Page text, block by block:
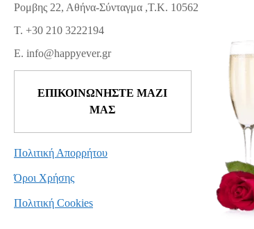
Ρομβης 22, Αθήνα-Σύνταγμα ,Τ.Κ. 10562
T. +30 210 3222194
E. info@happyever.gr
ΕΠΙΚΟΙΝΩΝΗΣΤΕ ΜΑΖΙ
ΜΑΣ
Πολιτική Απορρήτου
Όροι Χρήσης
Πολιτική Cookies